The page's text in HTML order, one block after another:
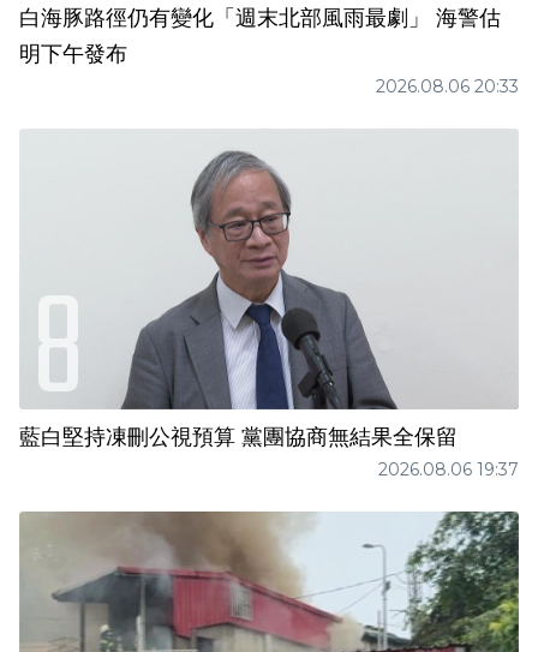
白海豚路徑仍有變化「週末北部風雨最劇」 海警估
明下午發布
2026.08.06 20:33
藍白堅持凍刪公視預算 黨團協商無結果全保留
2026.08.06 19:37